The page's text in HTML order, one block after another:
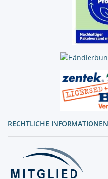
RECHTLICHE INFORMATIONEN